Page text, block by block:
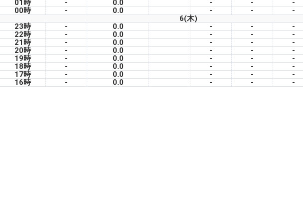
01時
- 0.0 - - -
00時
- 0.0 - - -
6(木)
23時
- 0.0 - - -
22時
- 0.0 - - -
21時
- 0.0 - - -
20時
- 0.0 - - -
19時
- 0.0 - - -
18時
- 0.0 - - -
17時
- 0.0 - - -
16時
- 0.0 - - -